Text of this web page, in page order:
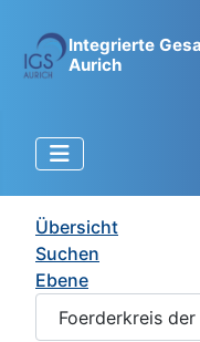
Integrierte
Aurich
Übersicht
Suchen
Ebene